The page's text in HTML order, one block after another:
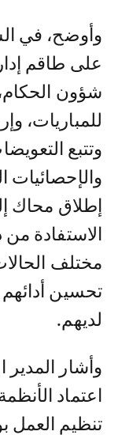
وأوضح، في
على طاقم
شؤون
للمباريات،
وتتبع
والإحصائيات
إطلاق محاك
الاستفادة
مختلف
تحسين أدائهم
لديهم.
وأشار المدير
اعتماد
تنظيم العمل